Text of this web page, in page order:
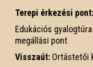
Terepi érkezési pont:
Edukációs
megállási pont
Visszaút: Ortástetői